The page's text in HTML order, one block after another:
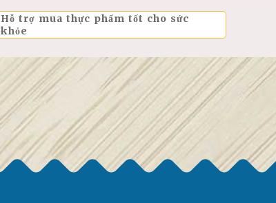
Hỗ trợ mua thực phẩm tốt cho sức
khỏe